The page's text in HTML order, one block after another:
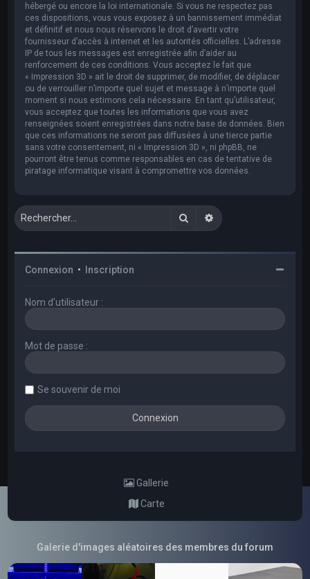
hébergé ou encore la loi internationale. Si vous ne respectez pas
ces dispositions, vous vous exposez à un bannissement immédiat
et définitif et nous nous réservons le droit d’avertir votre
fournisseur d’accès à internet et les autorités officielles. L’adresse
IP de tous les messages est enregistrée afin d’aider au
renforcement de ces conditions. Vous acceptez le fait que
« Impression 3D » ait le droit de supprimer, de modifier, de déplacer
ou de verrouiller n’importe quel sujet et message à n’importe quel
moment si nous estimons cela nécessaire. En tant qu’utilisateur,
vous acceptez que toutes les informations que vous avez
renseignées soient enregistrées dans notre base de données. Bien
que ces informations ne seront pas diffusées à une tierce partie
sans votre consentement, ni « Impression 3D », ni phpBB, ne
pourront être tenus comme responsables en cas de tentative de
piratage informatique visant à compromettre vos données.
RechercherRecherche avancée
Connexion • Inscription
Nom d’utilisateur :
Mot de passe :
Se souvenir de moi
Gallerie
Carte
Galerie d'images aléatoires des membres du forum